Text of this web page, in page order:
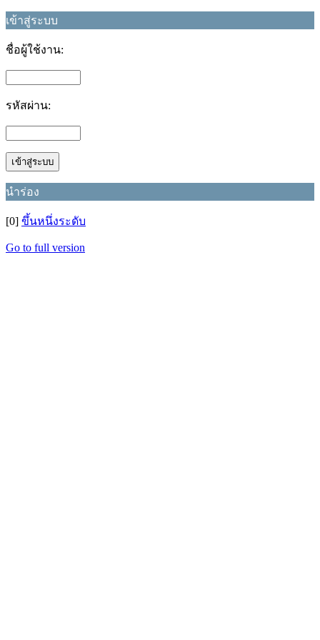
เข้าสู่ระบบ
ชื่อผู้ใช้งาน:
รหัสผ่าน:
นำร่อง
[0] ขึ้นหนึ่งระดับ
Go to full version